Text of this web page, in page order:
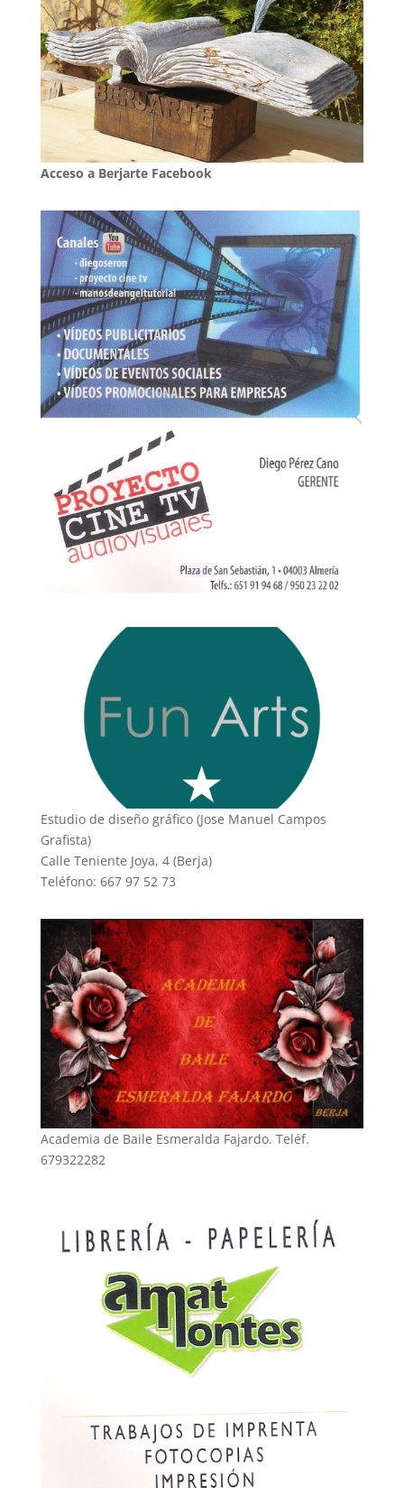
Acceso a Berjarte Facebook
Estudio de diseño gráfico (Jose Manuel Campos
Grafista)
Calle Teniente Joya, 4 (Berja)
Teléfono: 667 97 52 73
Academia de Baile Esmeralda Fajardo. Teléf.
679322282